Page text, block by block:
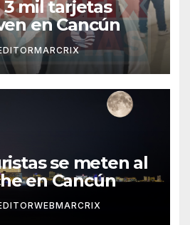
mil tarjetas
en Cancún
se meten al
en Cancún